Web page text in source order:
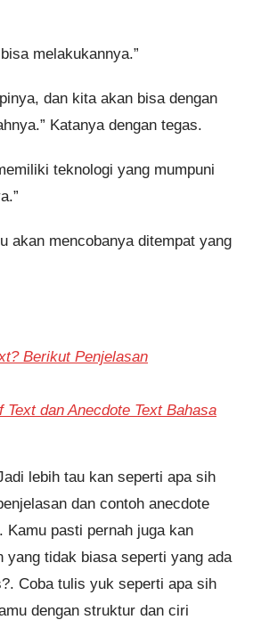
melakukannya.”
dan kita akan bisa dengan
Katanya dengan tegas.
teknologi yang mumpuni
akan mencobanya ditempat yang
Berikut Penjelasan
Text dan Anecdote Text Bahasa
lebih tau kan seperti apa sih
dan contoh anecdote
Kamu pasti pernah juga kan
yang tidak biasa seperti yang ada
Coba tulis yuk seperti apa sih
dengan struktur dan ciri